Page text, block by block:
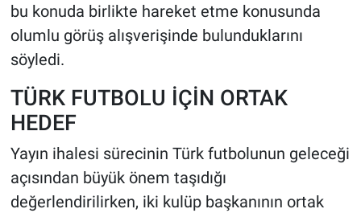
bu konuda birlikte hareket etme konusunda
olumlu görüş alışverişinde bulunduklarını
söyledi.
TÜRK FUTBOLU İÇİN ORTAK
HEDEF
Yayın ihalesi sürecinin Türk futbolunun geleceği
açısından büyük önem taşıdığı
değerlendirilirken, iki kulüp başkanının ortak